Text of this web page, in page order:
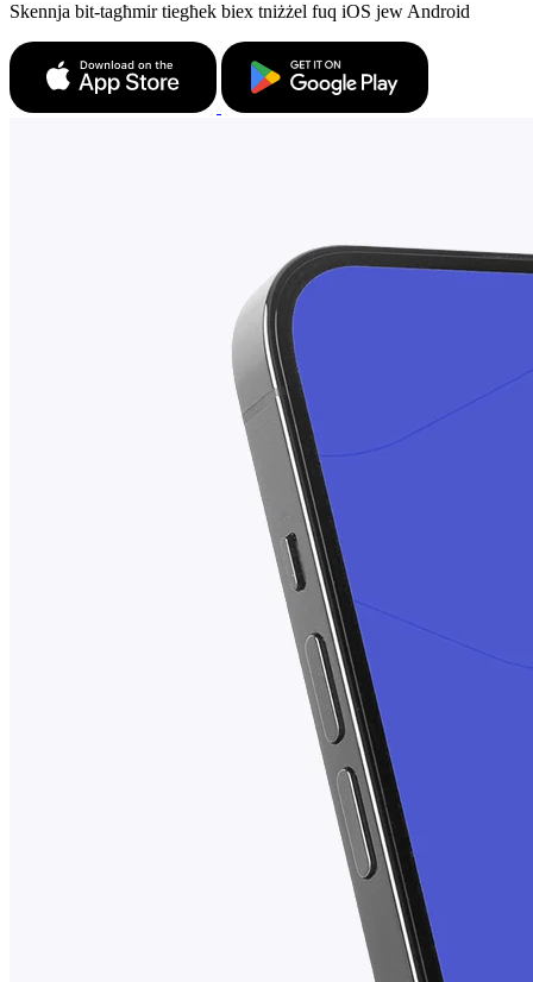
Skennja bit-tagħmir tiegħek biex tniżżel fuq iOS jew Android